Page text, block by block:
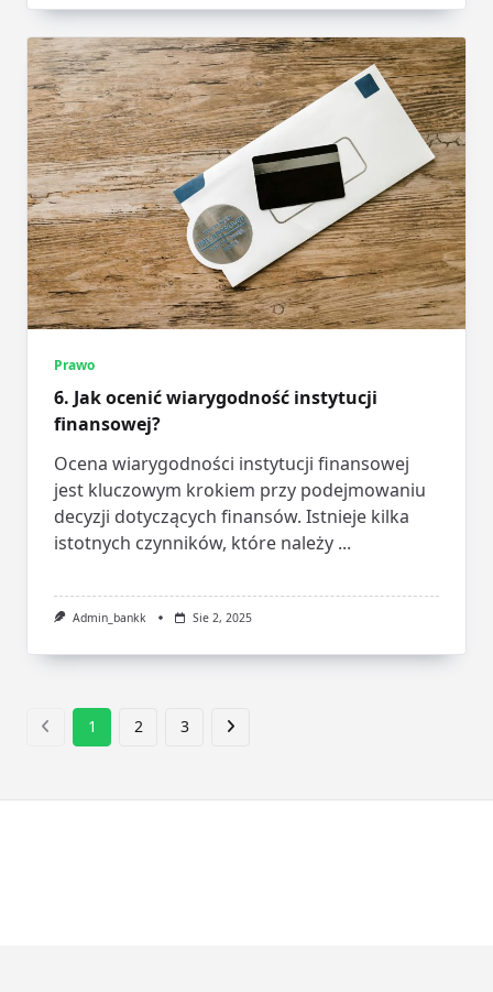
Prawo
6. Jak ocenić wiarygodność instytucji
finansowej?
Ocena wiarygodności instytucji finansowej
jest kluczowym krokiem przy podejmowaniu
decyzji dotyczących finansów. Istnieje kilka
istotnych czynników, które należy ...
Admin_bankk Sie 2, 2025
1 2 3